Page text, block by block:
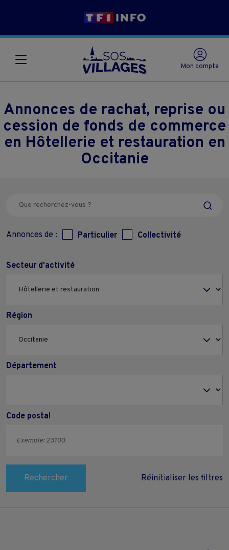
Mon compte
Annonces de rachat, reprise ou
cession de fonds de commerce
en Hôtellerie et restauration en
Occitanie
Annonces de : Particulier Collectivité
Secteur d'activité
Région
Département
Code postal
Rechercher Réinitialiser les filtres